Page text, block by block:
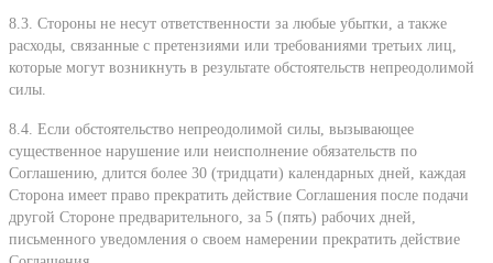
8.3. Стороны не несут ответственности за любые убытки, а также
расходы, связанные с претензиями или требованиями третьих лиц,
которые могут возникнуть в результате обстоятельств непреодолимой
силы.
8.4. Если обстоятельство непреодолимой силы, вызывающее
существенное нарушение или неисполнение обязательств по
Соглашению, длится более 30 (тридцати) календарных дней, каждая
Сторона имеет право прекратить действие Соглашения после подачи
другой Стороне предварительного, за 5 (пять) рабочих дней,
письменного уведомления о своем намерении прекратить действие